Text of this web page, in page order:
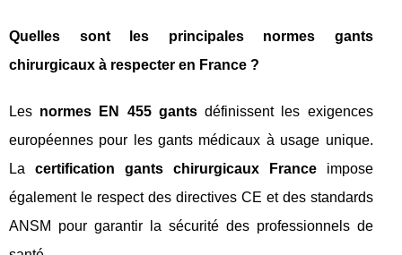
Quelles sont les principales normes gants
chirurgicaux à respecter en France ?
Les normes EN 455 gantsdéfinissent les exigences
européennes pour les gants médicaux à usage unique.
La certification gants chirurgicaux Franceimpose
également le respect des directives CE et des standards
ANSM pour garantir la sécurité des professionnels de